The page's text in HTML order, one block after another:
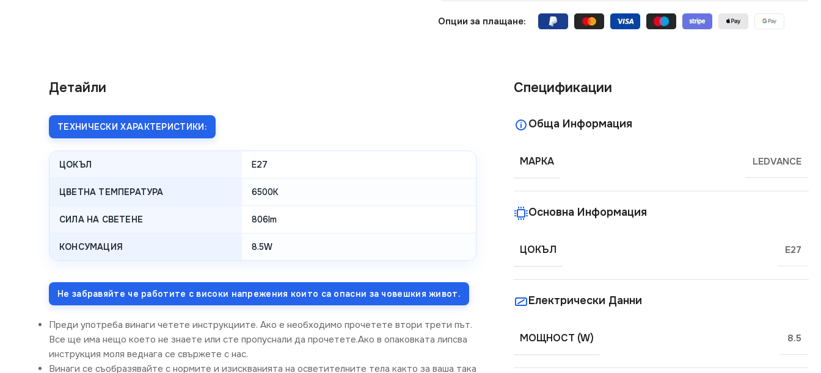
Опции за плащане:
Детайли
ТЕХНИЧЕСКИ ХАРАКТЕРИСТИКИ:
ЦОКЪЛ E27
ЦВЕТНА ТЕМПЕРАТУРА 6500K
СИЛА НА СВЕТЕНЕ 806lm
КОНСУМАЦИЯ 8.5W
Не забравяйте че работите с високи напрежения които са опасни за човешкия живот.
Преди употреба винаги четете инструкциите. Ако е необходимо прочетете втори трети път.
Все ще има нещо което не знаете или сте пропуснали да прочетете.Ако в опаковката липсва
инструкция моля веднага се свържете с нас.
Винаги се съобразявайте с нормите и изискванията на осветителните тела както за ваша така
Спецификации
Обща Информация
МАРКА LEDVANCE
Основна Информация
ЦОКЪЛ E27
Електрически Данни
МОЩНОСТ (W) 8.5